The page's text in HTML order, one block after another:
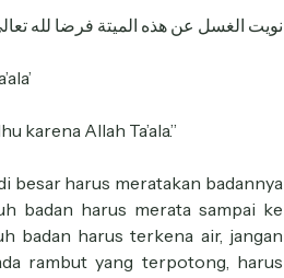
نويت الغسل عن هذه الميتة فرضا لله
karena Allah Ta’ala.”
besar harus meratakan badannya
badan harus merata sampai ke
badan harus terkena air, jangan
rambut yang terpotong, harus